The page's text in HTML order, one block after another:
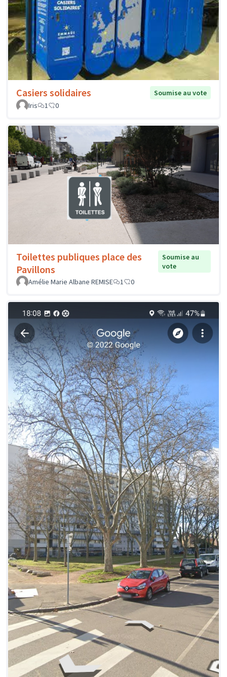
Casiers solidaires
Soumise au vote
Iris
1 0
Toilettes publiques place des
Pavillons
Soumise au
vote
Amélie Marie Albane REMISE
1 0